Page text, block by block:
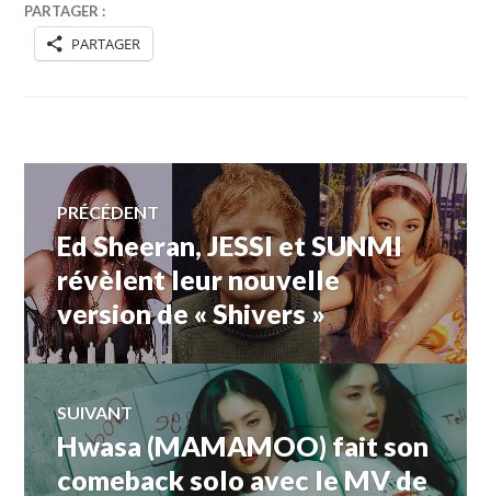
PARTAGER :
PARTAGER
Navigation
de
l’article
PRÉCÉDENT
Article
précédent :
Ed Sheeran, JESSI et SUNMI
révèlent leur nouvelle
version de « Shivers »
SUIVANT
Article
Suivant:
Hwasa (MAMAMOO) fait son
comeback solo avec le MV de